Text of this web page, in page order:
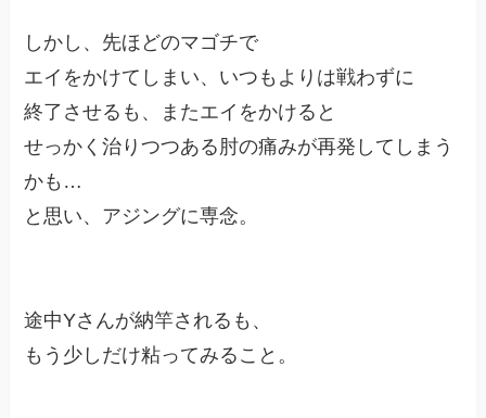
しかし、先ほどのマゴチで
エイをかけてしまい、いつもよりは戦わずに
終了させるも、またエイをかけると
せっかく治りつつある肘の痛みが再発してしまう
かも…
と思い、アジングに専念。
途中Yさんが納竿されるも、
もう少しだけ粘ってみること。